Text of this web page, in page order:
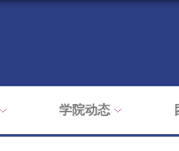
学院动态